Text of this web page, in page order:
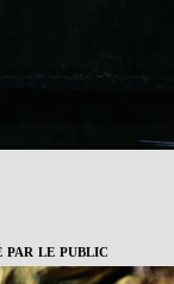
le public